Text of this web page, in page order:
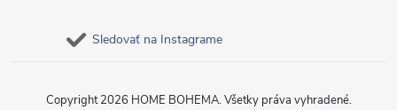
Sledovať na Instagrame
Copyright 2026 HOME BOHEMA. Všetky práva vyhradené.